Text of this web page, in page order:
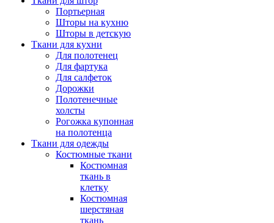
Портьерная
Шторы на кухню
Шторы в детскую
Ткани для кухни
Для полотенец
Для фартука
Для салфеток
Дорожки
Полотенечные
холсты
Рогожка купонная
на полотенца
Ткани для одежды
Костюмные ткани
Костюмная
ткань в
клетку
Костюмная
шерстяная
ткань